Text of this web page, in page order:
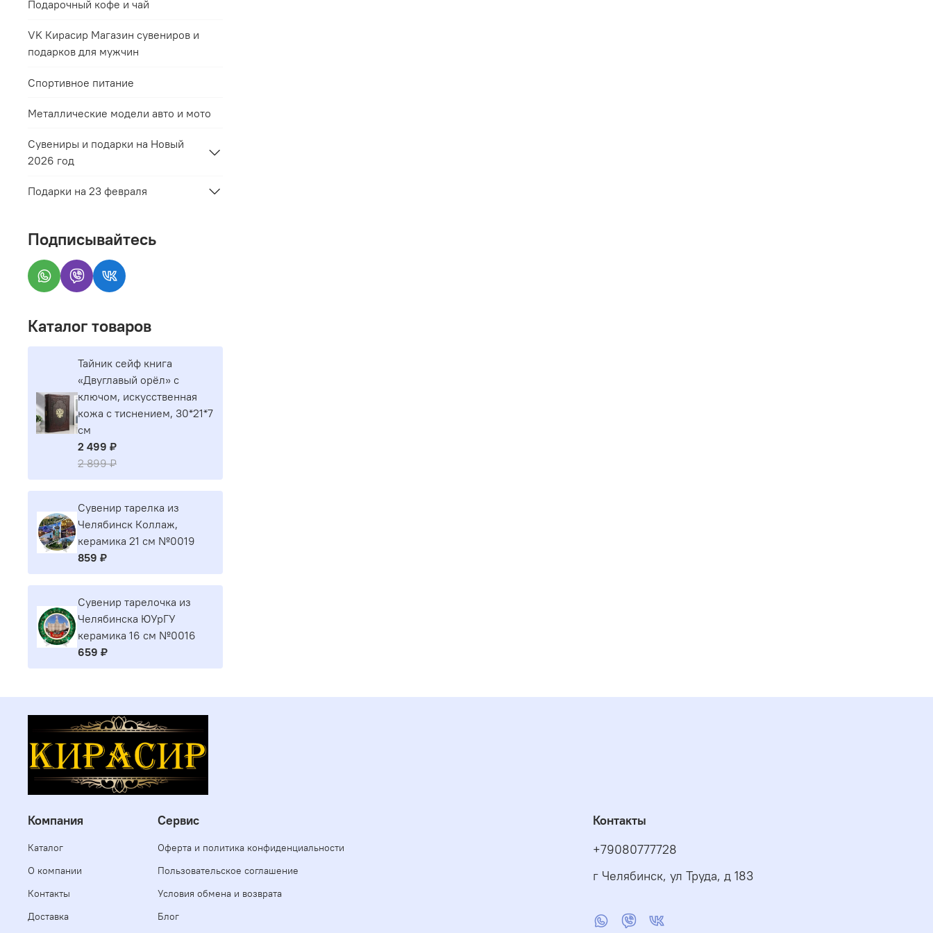
Подарочный кофе и чай
VK Кирасир Магазин сувениров и
подарков для мужчин
Спортивное питание
Металлические модели авто и мото
Сувениры и подарки на Новый
2026 год
Подарки на 23 февраля
Подписывайтесь
Каталог товаров
Тайник сейф книга
«Двуглавый орёл» с
ключом, искусственная
кожа с тиснением, 30*21*7
см
2 499 ₽
2 899 ₽
Сувенир тарелка из
Челябинск Коллаж,
керамика 21 см №0019
859 ₽
Сувенир тарелочка из
Челябинска ЮУрГУ
керамика 16 см №0016
659 ₽
Компания
Каталог
О компании
Контакты
Доставка
Сервис
Оферта и политика конфиденциальности
Пользовательское соглашение
Условия обмена и возврата
Блог
Контакты
+79080777728
г Челябинск, ул Труда, д 183